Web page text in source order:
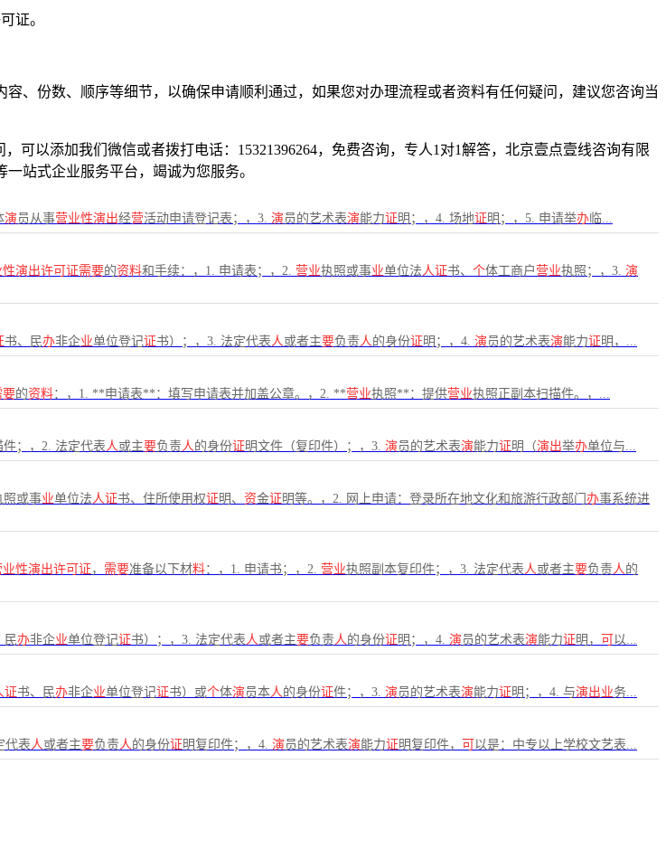
证。
、份数、顺序等细节，以确保申请顺利通过，如果您对办理流程或者资料有任何疑问，建议您咨询当
可以添加我们微信或者拨打电话：15321396264，免费咨询，专人1对1解答，北京壹点壹线咨询有限
站式企业服务平台，竭诚为您服务。
演 员从事营业性演出经营活动申请登记表；，3. 演 员的艺术表演能力证 明；，4. 场地证 明；，5. 申请举办 临...
演出许可证需要的资料和手续：，1. 申请表；，2. 营业执照或事业单位法 人证书、 个体工商户 营业执照；，3. 演
书、民办非企业单位登记证书）；，3. 法定代表 人 或者主要负责人 的身份证 明；，4. 演 员的艺术表演能力证 明，...
要的资料：，1. **申请表**：填写申请表并加盖公章。，2. **营业执照**：提供营业执照正副本扫描件。，...
；，2. 法定代表 人 或主要负责人 的身份证 明文件（复印件）；，3. 演 员的艺术表演能力证 明（演出举办单位与...
照或事业单位法 人证书、住所使用权证 明、 资金证 明等。，2. 网上申请：登录所在地文化和旅游行政部门 办事系统进
性演出许可证 ， 需要准备以下材料：，1. 申请书；，2. 营业执照副本复印件；，3. 法定代表 人 或者主要负责人 的
民办非企业单位登记证书）；，3. 法定代表 人 或者主要负责人 的身份证 明；，4. 演 员的艺术表演能力证 明， 可 以...
证书、民办非企业单位登记证书）或个体演 员本人 的身份证件；，3. 演 员的艺术表演能力证 明；，4. 与演出业务...
代表 人 或者主要负责人 的身份证 明复印件；，4. 演 员的艺术表演能力证 明复印件， 可 以是：中专以上学校文艺表...